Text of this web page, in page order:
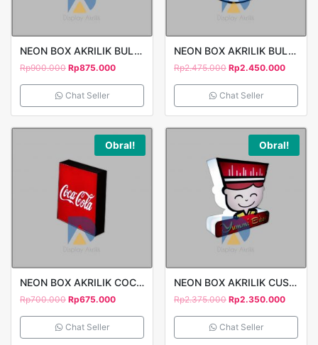
NEON BOX AKRILIK BULAT FULL ACRYLIC CUTTING STICKER 1 SISI D50 SANS
Rp900.000 Rp875.000
Chat Seller
NEON BOX AKRILIK BULAT RANGKA BESI PRINT STICKER 1 SISI D90 ROTI ATAS
Rp2.475.000 Rp2.450.000
Chat Seller
Obral!
NEON BOX AKRILIK COCACOLA 1 SISI 40X40CM
Rp700.000 Rp675.000
Chat Seller
Obral!
NEON BOX AKRILIK CUSTOM MOTIF 1 SISI T80 PRINT STICKER YUMMI BITES
Rp2.375.000 Rp2.350.000
Chat Seller